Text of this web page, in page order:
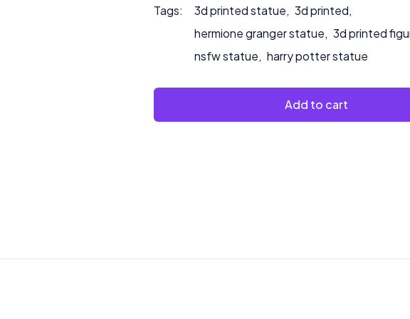
Tags: 3d printed statue, 3d printed,
hermione granger statue, 3d printed
nsfw statue, harry potter statue
Add to cart